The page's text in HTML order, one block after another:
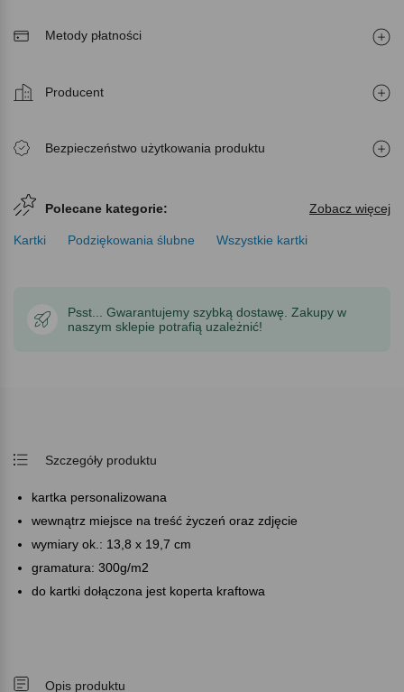
Metody płatności
Producent
Bezpieczeństwo użytkowania produktu
Polecane kategorie: Zobacz więcej
Kartki Podziękowania ślubne Wszystkie kartki
Psst... Gwarantujemy szybką dostawę. Zakupy w
naszym sklepie potrafią uzależnić!
Szczegóły produktu
kartka personalizowana
wewnątrz miejsce na treść życzeń oraz zdjęcie
wymiary ok.: 13,8 x 19,7 cm
gramatura: 300g/m2
do kartki dołączona jest koperta kraftowa
Opis produktu